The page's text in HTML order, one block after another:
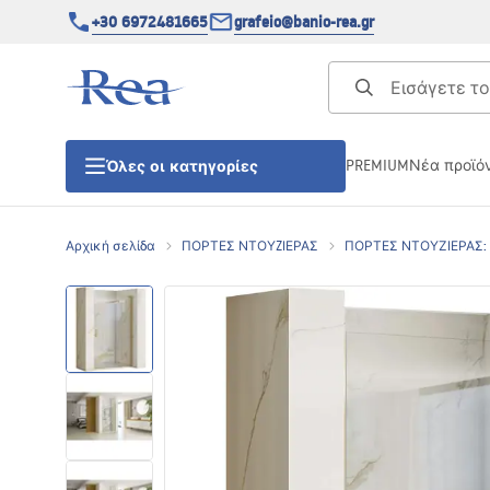
+30 6972481665 grafeio@banio-rea.gr
Όλες οι κατηγορίες
ΒΑΣΕΙΣ ΝΤΟΥΖΙΕΡΑΣ
ΣΙΦΩΝΙΑ ΔΑΠΕΔΟΥ
PREMIUMΝέα
Αρχική σελίδα ΠΟΡΤΕΣ ΝΤΟΥZΙΕΡΑΣ ΠΟΡΤΕΣ ΝΤΟΥΖΙΕΡΑΣ: